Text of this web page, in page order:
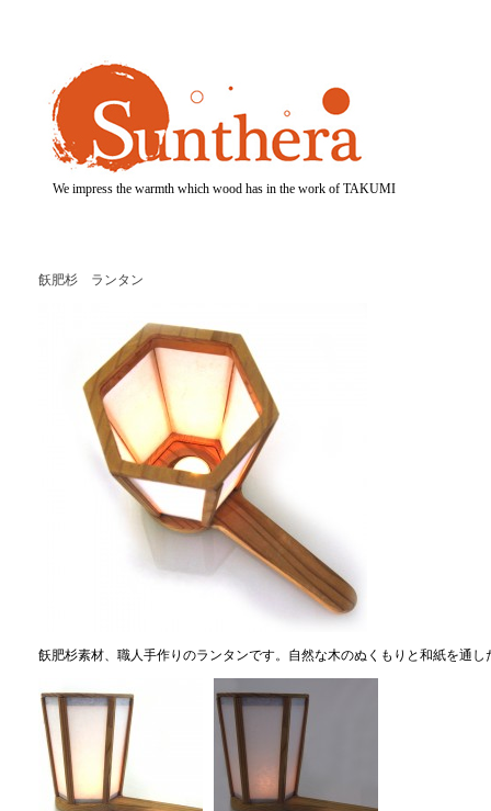
We impress the warmth which wood has in the work of TAKUMI
飫肥杉 ランタン
飫肥杉素材、職人手作りのランタンです。自然な木のぬくもりと和紙を通